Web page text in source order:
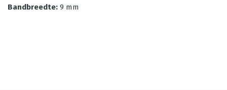
Bandbreedte: 9 mm